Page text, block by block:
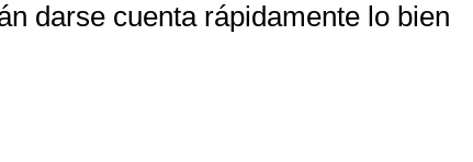
darse cuenta rápidamente lo bien